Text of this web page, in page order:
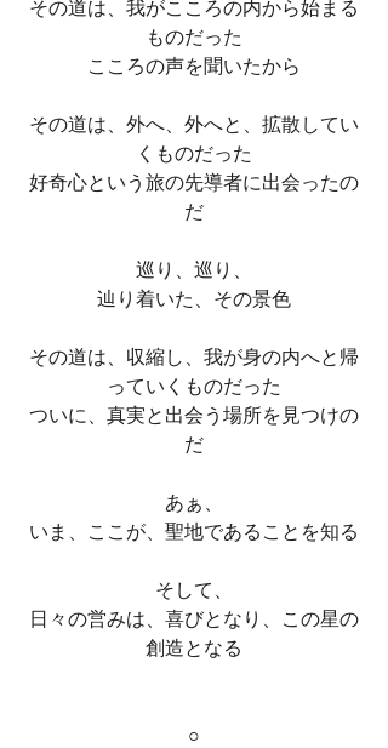
その道は、我がこころの内から始まる
ものだった
こころの声を聞いたから
その道は、外へ、外へと、拡散してい
くものだった
好奇心という旅の先導者に出会ったの
だ
巡り、巡り、
辿り着いた、その景色
その道は、収縮し、我が身の内へと帰
っていくものだった
ついに、真実と出会う場所を見つけの
だ
あぁ、
いま、ここが、聖地であることを知る
そして、
日々の営みは、喜びとなり、この星の
創造となる
○